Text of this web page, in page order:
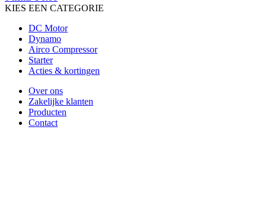
KIES EEN CATEGORIE
DC Motor
Dynamo
Airco Compressor
Starter
Acties & kortingen
Over ons
Zakelijke klanten
Producten
Contact